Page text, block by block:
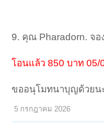
9. คุณ Pharadorn. จอ
โอนแล้ว 850 บาท 05/
ขออนุโมทนาบุญด้วยน
5 กรกฎาคม 2026